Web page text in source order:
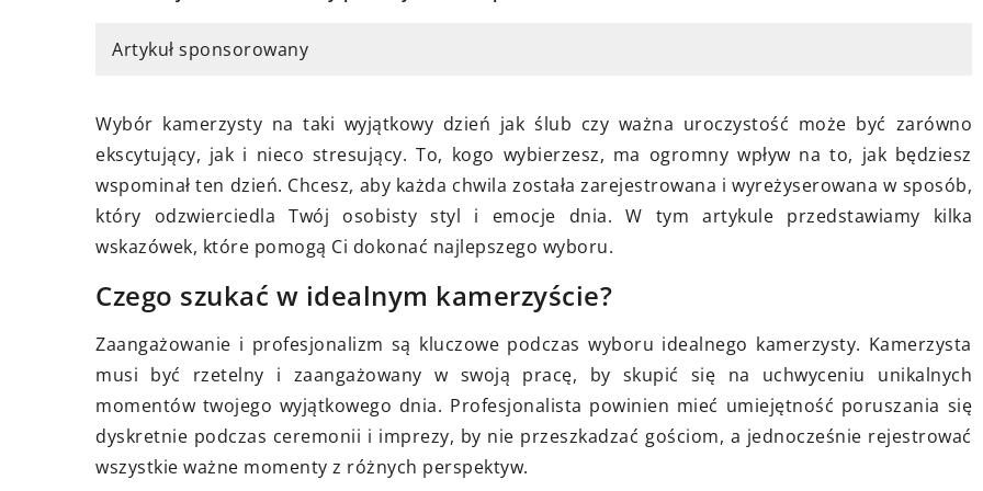
Artykuł sponsorowany
Wybór kamerzysty na taki wyjątkowy dzień jak ślub czy ważna uroczystość może być zarówno
ekscytujący, jak i nieco stresujący. To, kogo wybierzesz, ma ogromny wpływ na to, jak będziesz
wspominał ten dzień. Chcesz, aby każda chwila została zarejestrowana i wyreżyserowana w sposób,
który odzwierciedla Twój osobisty styl i emocje dnia. W tym artykule przedstawiamy kilka
wskazówek, które pomogą Ci dokonać najlepszego wyboru.
Czego szukać w idealnym kamerzyście?
Zaangażowanie i profesjonalizm są kluczowe podczas wyboru idealnego kamerzysty. Kamerzysta
musi być rzetelny i zaangażowany w swoją pracę, by skupić się na uchwyceniu unikalnych
momentów twojego wyjątkowego dnia. Profesjonalista powinien mieć umiejętność poruszania się
dyskretnie podczas ceremonii i imprezy, by nie przeszkadzać gościom, a jednocześnie rejestrować
wszystkie ważne momenty z różnych perspektyw.
prostokątne lustra mogą
wygląd Twojego wnętrza?
jak prostokątne lustra mogą
się nie tylko praktycznym
wyposażenia, ale także
dodatkiem, który
powiększy i rozświetli
pomieszczenia.
Jak wybrać idealną deskę do
krojenia dla Twojej kuchni?
Odkryj, jakie cechy powinna mieć
idealna deska do krojenia. Poznaj
różne materiały, kształty i rozmiary,
aby dokonać świadomego wyboru
dopasowanego do Twoich potrzeb
kuchennych.
Sposoby na wspólne
małych sukcesów w rodzinie
Odkryj inspirujące sposoby na
świętowanie małych osiągnięć